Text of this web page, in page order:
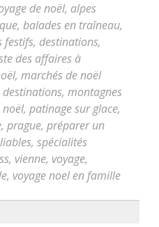
de noël, alpes
, balades en traîneau,
festifs, destinations,
des affaires à
, marchés de noël
, montagnes
noël, patinage sur glace,
, prague, préparer un
, spécialités
, vienne, voyage,
, voyage noel en famille